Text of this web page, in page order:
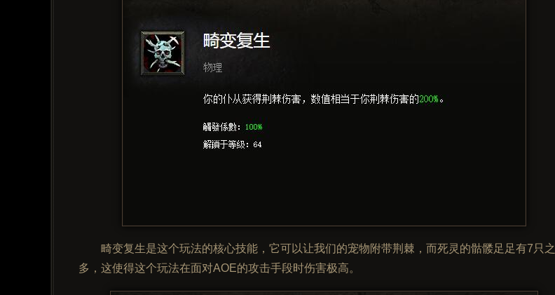
畸变复生是这个玩法的核心技能，它可以让我们的宠物附带荆棘，而死灵的骷髅足足有7只之
多，这使得这个玩法在面对AOE的攻击手段时伤害极高。